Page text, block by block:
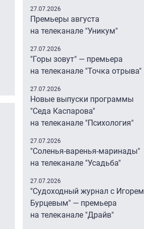
27.07.2026
Премьеры августа
на телеканале "Уникум"
27.07.2026
"Горы зовут" — премьера
на телеканале "Точка отрыва"
27.07.2026
Новые выпуски программы
"Седа Каспарова"
на телеканале "Психология"
27.07.2026
"Соленья-варенья-маринады"
на телеканале "Усадьба"
27.07.2026
"Судоходный журнал с Игорем
Бурцевым" — премьера
на телеканале "Драйв"